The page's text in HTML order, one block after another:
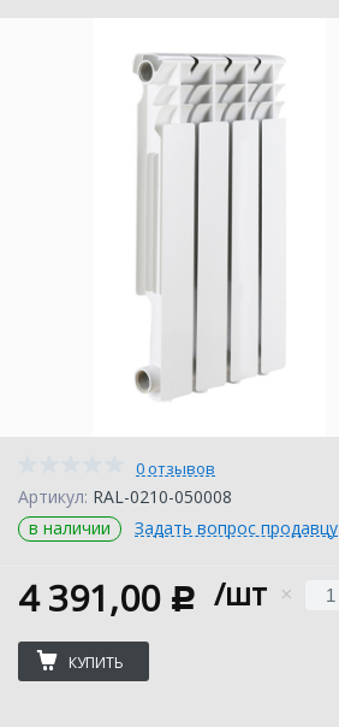
0 отзывов
Артикул: RAL-0210-050008
в наличии
Задать вопрос продавцу
4 391,00 c /шт
КУПИТЬ